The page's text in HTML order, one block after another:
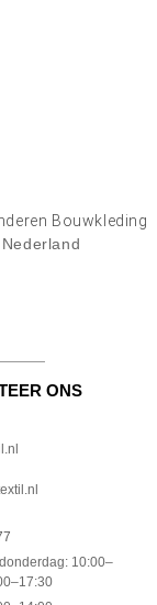
Bouwkleding
ONS
10:00–